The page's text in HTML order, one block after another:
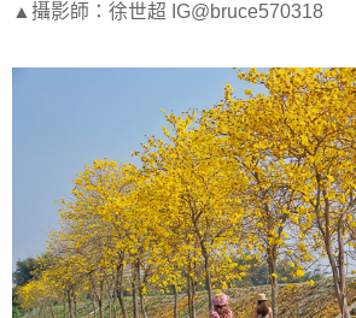
▲攝影師：徐世超 IG@bruce570318